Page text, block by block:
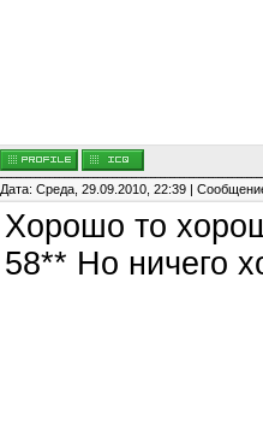
Дата: Среда, 29.09.2010, 22:39 |
Хорошо то
58** Но ничего